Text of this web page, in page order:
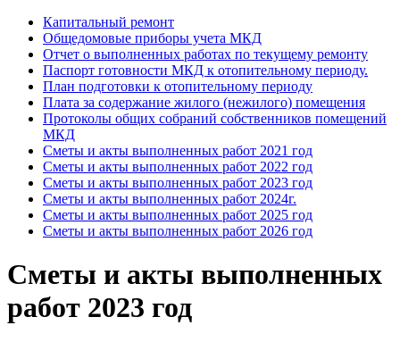
Капитальный ремонт
Общедомовые приборы учета МКД
Отчет о выполненных работах по текущему ремонту
Паспорт готовности МКД к отопительному периоду.
План подготовки к отопительному периоду
Плата за содержание жилого (нежилого) помещения
Протоколы общих собраний собственников помещений
МКД
Сметы и акты выполненных работ 2021 год
Сметы и акты выполненных работ 2022 год
Сметы и акты выполненных работ 2023 год
Сметы и акты выполненных работ 2024г.
Сметы и акты выполненных работ 2025 год
Сметы и акты выполненных работ 2026 год
Сметы и акты выполненных
работ 2023 год